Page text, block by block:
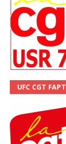
UFC CGT FAPT